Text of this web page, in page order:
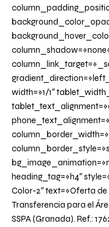
width=»1/1″
heading_tag=»h4″
Color-2″ text=»Oferta
Transferencia para el
SSPA (Granada). Ref.: